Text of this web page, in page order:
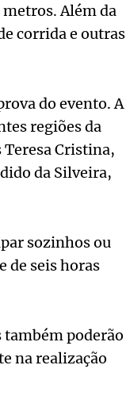
Além da
corrida e outras
do evento. A
regiões da
Teresa Cristina,
da Silveira,
sozinhos ou
de seis horas
também poderão
na realização